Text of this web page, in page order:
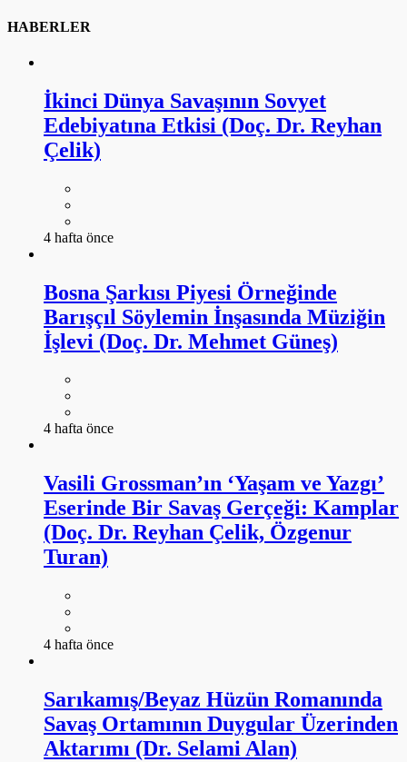
HABERLER
İkinci Dünya Savaşının Sovyet
Edebiyatına Etkisi (Doç. Dr. Reyhan
Çelik)
4 hafta önce
Bosna Şarkısı Piyesi Örneğinde
Barışçıl Söylemin İnşasında Müziğin
İşlevi (Doç. Dr. Mehmet Güneş)
4 hafta önce
Vasili Grossman’ın ‘Yaşam ve Yazgı’
Eserinde Bir Savaş Gerçeği: Kamplar
(Doç. Dr. Reyhan Çelik, Özgenur
Turan)
4 hafta önce
Sarıkamış/Beyaz Hüzün Romanında
Savaş Ortamının Duygular Üzerinden
Aktarımı (Dr. Selami Alan)